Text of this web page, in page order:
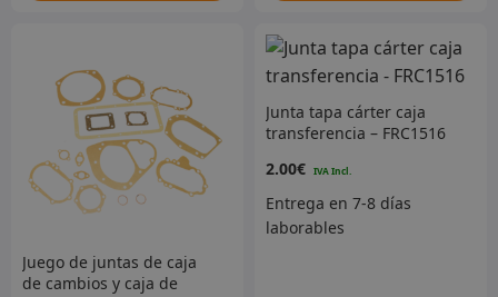
Juego de juntas de caja
de cambios y caja de
Junta tapa cárter caja
transferencia – FRC1516
2.00€